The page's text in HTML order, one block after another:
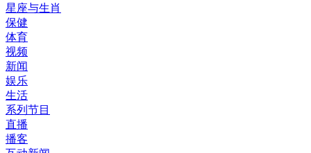
星座与生肖
保健
体育
视频
新闻
娱乐
生活
系列节目
直播
播客